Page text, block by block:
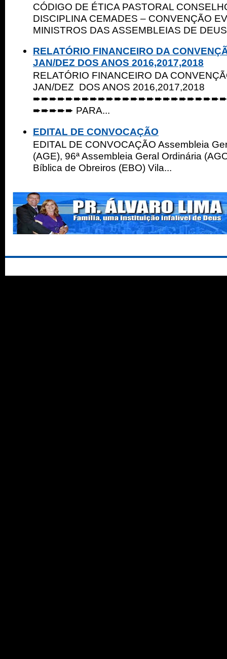
CÓDIGO DE ÉTICA PASTORAL
DISCIPLINA CEMADES – CONVENÇÃO
MINISTROS DAS ASSEMBLEIAS DE
RELATÓRIO FINANCEIRO DA
JAN/DEZ DOS ANOS 2016,2017,2018
RELATÓRIO FINANCEIRO DA
JAN/DEZ DOS ANOS 2016,2017,2018
➨➨➨➨➨ PARA...
EDITAL DE CONVOCAÇÃO
EDITAL DE CONVOCAÇÃO Assembleia
(AGE), 96ª Assembleia Geral Ordinária
Bíblica de Obreiros (EBO) Vila...